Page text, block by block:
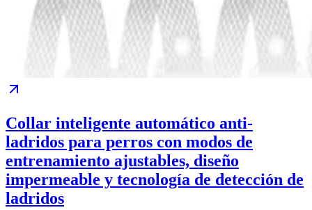
Collar inteligente automático anti-
ladridos para perros con modos de
entrenamiento ajustables, diseño
impermeable y tecnología de detección de
ladridos